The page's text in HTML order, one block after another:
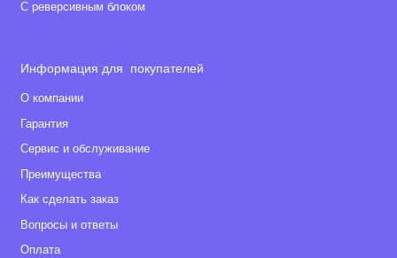
С реверсивным блоком
Информация для покупателей
О компании
Гарантия
Сервис и обслуживание
Преимущества
Как сделать заказ
Вопросы и ответы
Оплата